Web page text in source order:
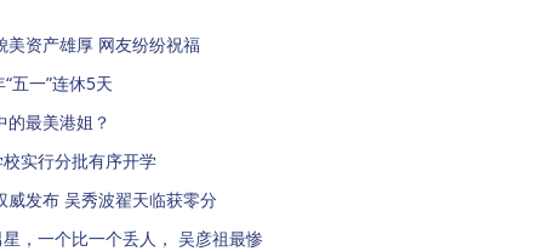
美资产雄厚 网友纷纷祝福
五一”连休5天
的最美港姐？
实行分批有序开学
威发布 吴秀波翟天临获零分
，一个比一个丢人， 吴彦祖最惨